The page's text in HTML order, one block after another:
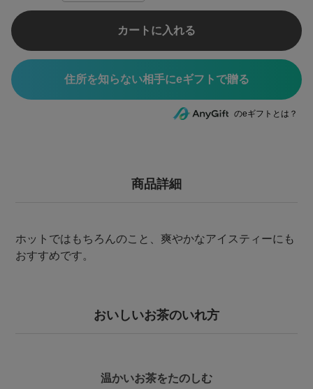
カートに入れる
住所を知らない相手にeギフトで贈る
のeギフトとは？
商品詳細
ホットではもちろんのこと、爽やかなアイスティーにも
おすすめです。
おいしいお茶のいれ方
温かいお茶をたのしむ